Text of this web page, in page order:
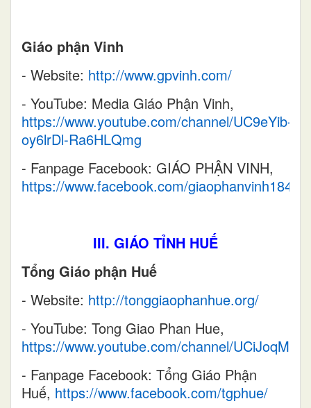
Giáo phận Vinh
- Website: http://www.gpvinh.com/
- YouTube: Media Giáo Phận Vinh,
https://www.youtube.com/channel/UC9eYib-
oy6lrDl-Ra6HLQmg
- Fanpage Facebook: GIÁO PHẬN VINH,
https://www.facebook.com/giaophanvinh1846/
III. GIÁO TỈNH HUẾ
Tổng Giáo phận Huế
- Website: http://tonggiaophanhue.org/
- YouTube: Tong Giao Phan Hue,
https://www.youtube.com/channel/
- Fanpage Facebook: Tổng Giáo Phận
Huế, https://www.facebook.com/tgphue/